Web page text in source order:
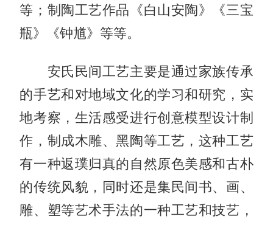
等；制陶工艺作品《白山安陶》《三宝
瓶》《钟馗》等等。
安氏民间工艺主要是通过家族传承
的手艺和对地域文化的学习和研究，实
地考察，生活感受进行创意模型设计制
作，制成木雕、黑陶等工艺，这种工艺
有一种返璞归真的自然原色美感和古朴
的传统风貌，同时还是集民间书、画、
雕、塑等艺术手法的一种工艺和技艺，